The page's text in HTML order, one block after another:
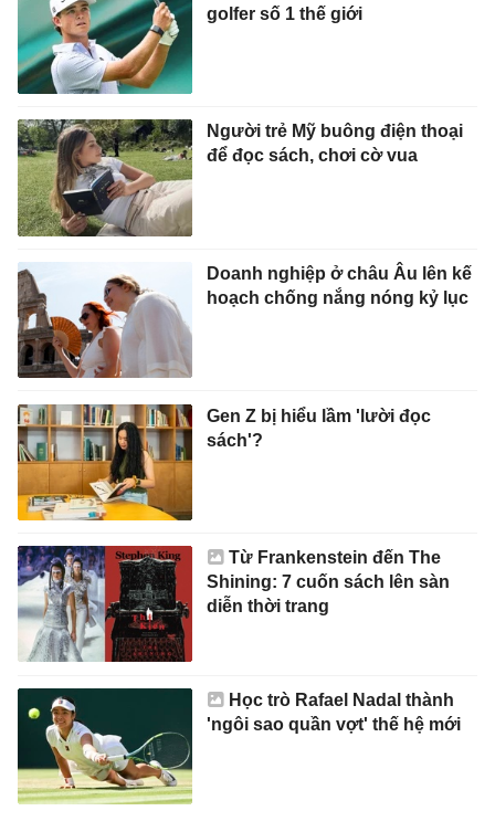
golfer số 1 thế giới
Người trẻ Mỹ buông điện thoại
để đọc sách, chơi cờ vua
Doanh nghiệp ở châu Âu lên kế
hoạch chống nắng nóng kỷ lục
Gen Z bị hiểu lầm 'lười đọc
sách'?
Từ Frankenstein đến The
Shining: 7 cuốn sách lên sàn
diễn thời trang
Học trò Rafael Nadal thành
'ngôi sao quần vợt' thế hệ mới